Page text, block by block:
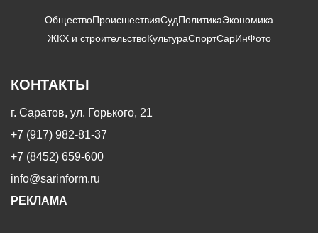
ОбществоПроисшествияСудПолитикаЭкономика
ЖКХ и строительствоКультураСпортСарИнФото
КОНТАКТЫ
г. Саратов, ул. Горького, 21
+7 (917) 982-81-37
+7 (8452) 659-600
info@sarinform.ru
РЕКЛАМА